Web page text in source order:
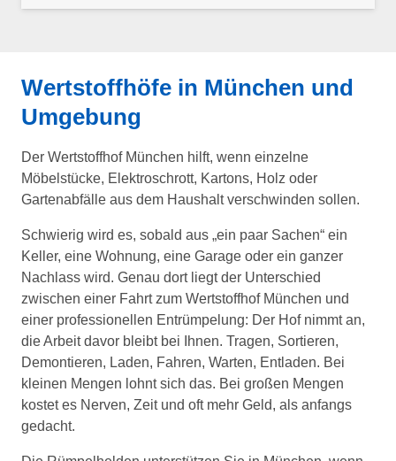
Wertstoffhöfe in München und
Umgebung
Der Wertstoffhof München hilft, wenn einzelne
Möbelstücke, Elektroschrott, Kartons, Holz oder
Gartenabfälle aus dem Haushalt verschwinden sollen.
Schwierig wird es, sobald aus „ein paar Sachen“ ein
Keller, eine Wohnung, eine Garage oder ein ganzer
Nachlass wird. Genau dort liegt der Unterschied
zwischen einer Fahrt zum Wertstoffhof München und
einer professionellen Entrümpelung: Der Hof nimmt an,
die Arbeit davor bleibt bei Ihnen. Tragen, Sortieren,
Demontieren, Laden, Fahren, Warten, Entladen. Bei
kleinen Mengen lohnt sich das. Bei großen Mengen
kostet es Nerven, Zeit und oft mehr Geld, als anfangs
gedacht.